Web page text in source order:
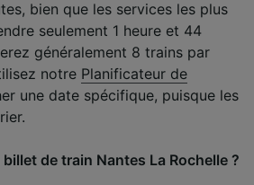
bien que les services les plus
seulement 1 heure et 44
généralement 8 trains par
notre Planificateur de
une date spécifique, puisque les
de train Nantes La Rochelle ?